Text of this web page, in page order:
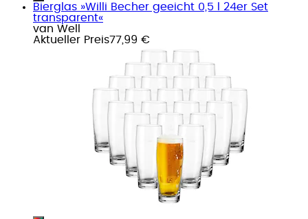
Bierglas »Willi Becher geeicht 0,5 l 24er Set
transparent«
van Well
Aktueller Preis77,99 €